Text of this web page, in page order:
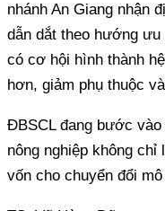
nhánh An Giang nhận
dẫn dắt theo hướng
có cơ hội hình thành
hơn, giảm phụ thuộc
ĐBSCL đang bước
nông nghiệp không chỉ
vốn cho chuyển đổi